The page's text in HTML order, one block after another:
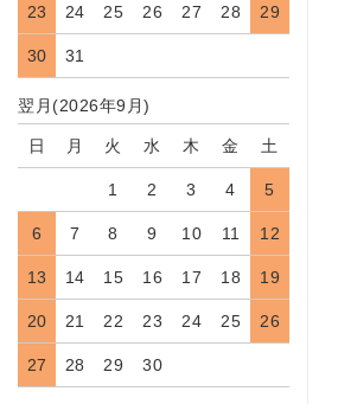
23 24 25 26 27 28 29
30 31
翌月(2026年9月)
日 月 火 水 木 金 土
1 2 3 4 5
6 7 8 9 10 11 12
13 14 15 16 17 18 19
20 21 22 23 24 25 26
27 28 29 30